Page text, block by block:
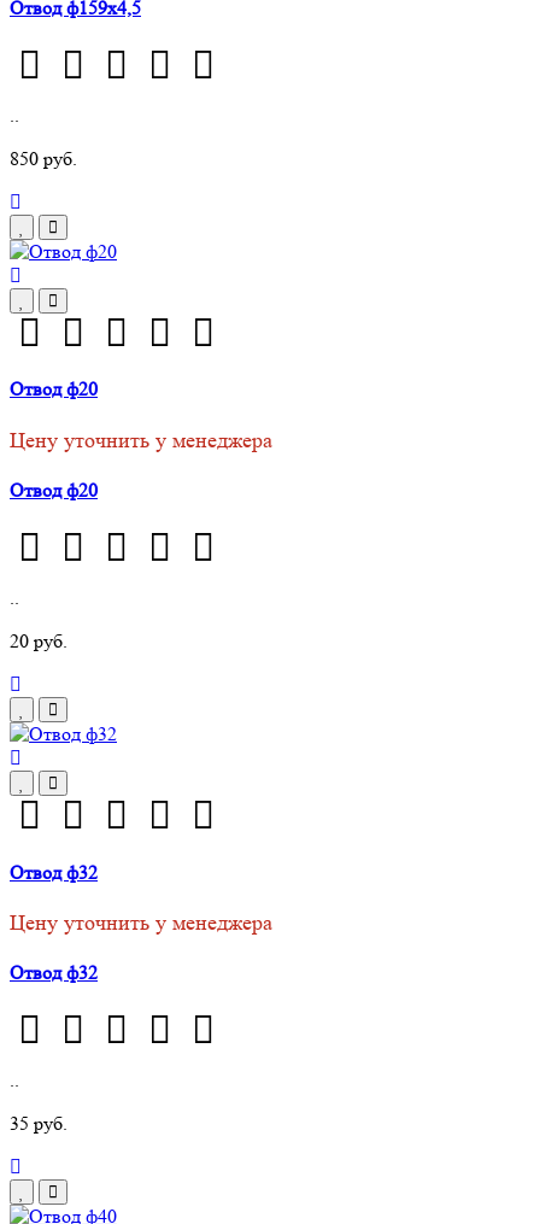
Отвод ф159х4,5
..
850 руб.
Отвод ф20
Цену уточнить у менеджера
Отвод ф20
..
20 руб.
Отвод ф32
Цену уточнить у менеджера
Отвод ф32
..
35 руб.